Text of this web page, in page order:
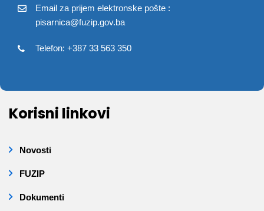
Email za prijem elektronske pošte :
pisarnica@fuzip.gov.ba
Telefon: +387 33 563 350
Korisni linkovi
Novosti
FUZIP
Dokumenti